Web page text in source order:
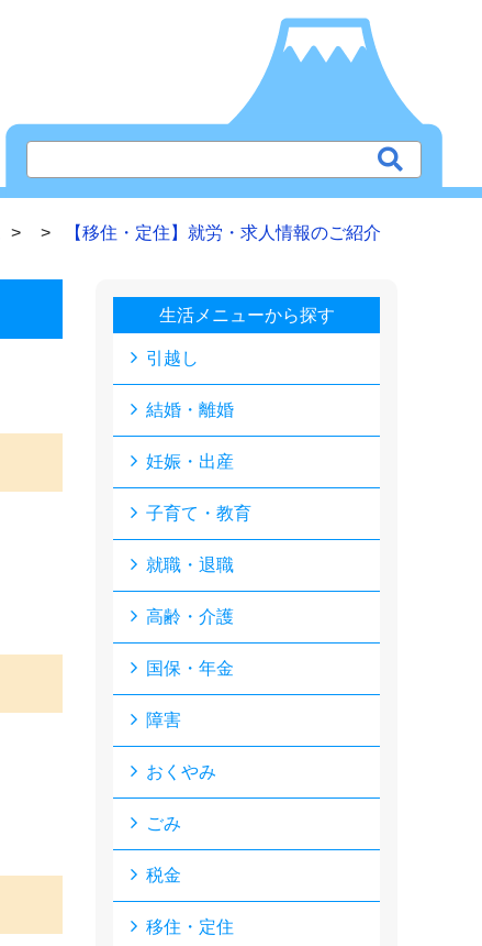
【移住・定住】就労・求人情報のご紹介
生活メニューから探す
引越し
結婚・離婚
妊娠・出産
子育て・教育
就職・退職
高齢・介護
国保・年金
障害
おくやみ
ごみ
税金
移住・定住